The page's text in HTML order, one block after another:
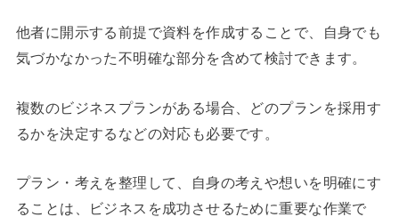
他者に開示する前提で資料を作成することで、自身でも
気づかなかった不明確な部分を含めて検討できます。
複数のビジネスプランがある場合、どのプランを採用す
るかを決定するなどの対応も必要です。
プラン・考えを整理して、自身の考えや想いを明確にす
ることは、ビジネスを成功させるために重要な作業で